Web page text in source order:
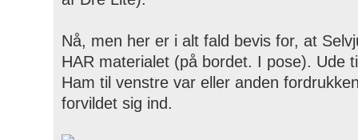
Nå, men her er i alt fald bevis for, at
HAR materialet (på bordet. I pose). Ude
Ham til venstre var eller anden
forvildet sig ind.